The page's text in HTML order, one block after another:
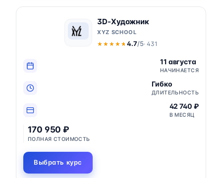
3D-Художник
XYZ SCHOOL
★★★★★
★★★★★ 4.7/5· 431
11 августа
НАЧИНАЕТСЯ
Гибко
ДЛИТЕЛЬНОСТЬ
42 740 ₽
В МЕСЯЦ
170 950 ₽
ПОЛНАЯ СТОИМОСТЬ
Выбрать курс